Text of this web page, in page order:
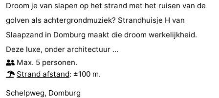
Domburg
Westhove
Last
minutes
Strand
Zien
&
Bezienswaardigheden
Droom je van slapen op het strand met het ruisen van de
golven als achtergrondmuziek? Strandhuisje H van
Slaapzand in Domburg maakt die droom werkelijkheid.
Deze luxe, onder architectuur ...
Max. 5 personen.
Strand afstand: ±100 m.
Schelpweg, Domburg